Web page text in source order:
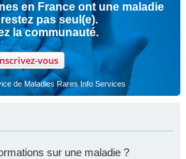
en France ont une maladie
pas seul(e).
la communauté.
vous
de Maladies Rares Info Services
sur une maladie ?